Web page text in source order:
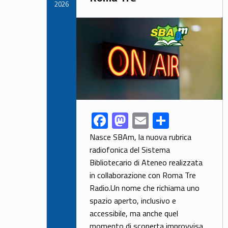
Link identifier archive #link-archive-thumb-soap-56997
Link identifier share facebook archive #share-link-archive-45522F
ac
e
b
o
o
k
M
as
to
d
o
n
E
m
ai
l
S
h
ar
e
Nasce SBAm, la nuova rubrica
radiofonica del Sistema
Bibliotecario di Ateneo realizzata
in collaborazione con Roma Tre
Radio.Un nome che richiama uno
spazio aperto, inclusivo e
accessibile, ma anche quel
2026